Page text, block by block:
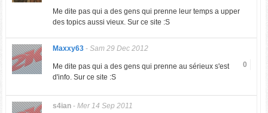
Me dite pas qui a des gens qui prenne leur temps a upper
des topics aussi vieux. Sur ce site :S
Maxxy63- Sam 29 Dec 2012
0
Me dite pas qui a des gens qui prenne au sérieux s'est
d'info. Sur ce site :S
s4ian- Mer 14 Sep 2011